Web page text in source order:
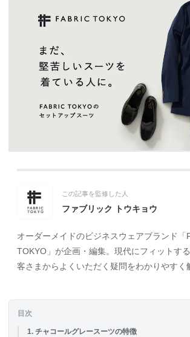
この記事を監修した人
ファブリック トウキョウ
オーダーメイドのビジネスウェアブランド「
TOKYO」が企画・編集。現代にフィットす
客さまからよくいただく疑問をわかりやすく
目次
1. チャコールグレースーツの特徴